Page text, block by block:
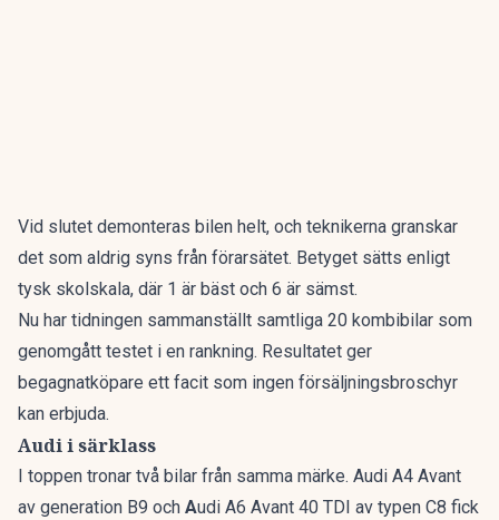
Vid slutet demonteras bilen helt, och teknikerna granskar
det som aldrig syns från förarsätet. Betyget sätts enligt
tysk skolskala, där 1 är bäst och 6 är sämst.
Nu har tidningen sammanställt samtliga 20 kombibilar som
genomgått testet i en rankning. Resultatet ger
begagnatköpare ett facit som ingen försäljningsbroschyr
kan erbjuda.
Audi i särklass
I toppen tronar två bilar från samma märke. Audi A4 Avant
av generation B9 och Audi A6 Avant 40 TDI av typen C8 fick